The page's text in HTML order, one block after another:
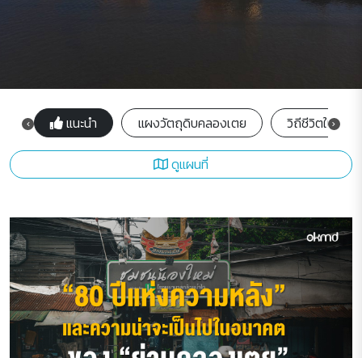
แนะนำ แผงวัตถุดิบคลองเตย วิถีชีวิตในคลอ
ดูแผนที่